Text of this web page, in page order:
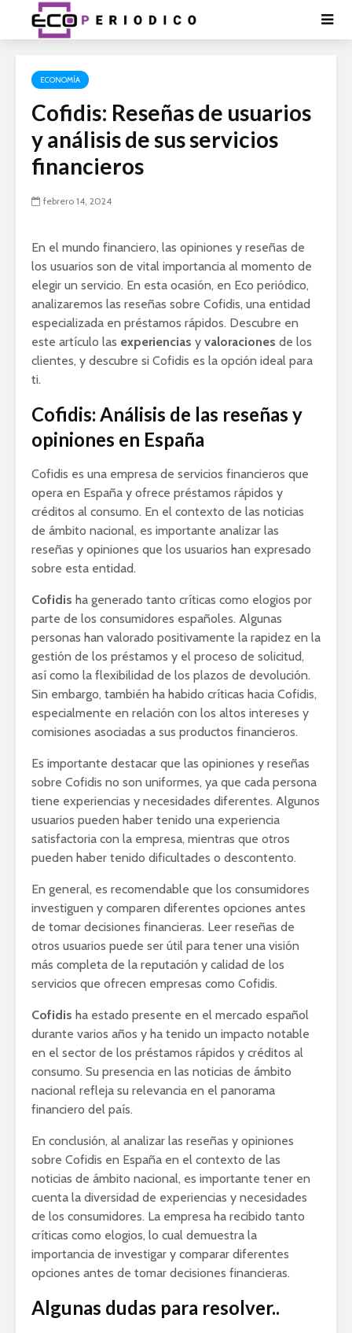
ECONOMÍA
Cofidis: Reseñas de usuarios
y análisis de sus servicios
financieros
febrero 14, 2024
En el mundo financiero, las opiniones y reseñas de
los usuarios son de vital importancia al momento de
elegir un servicio. En esta ocasión, en Eco periódico,
analizaremos las reseñas sobre Cofidis, una entidad
especializada en préstamos rápidos. Descubre en
este artículo las experiencias y valoraciones de los
clientes, y descubre si Cofidis es la opción ideal para
ti.
Cofidis: Análisis de las reseñas y
opiniones en España
Cofidis es una empresa de servicios financieros que
opera en España y ofrece préstamos rápidos y
créditos al consumo. En el contexto de las noticias
de ámbito nacional, es importante analizar las
reseñas y opiniones que los usuarios han expresado
sobre esta entidad.
Cofidis ha generado tanto críticas como elogios por
parte de los consumidores españoles. Algunas
personas han valorado positivamente la rapidez en la
gestión de los préstamos y el proceso de solicitud,
así como la flexibilidad de los plazos de devolución.
Sin embargo, también ha habido críticas hacia Cofidis,
especialmente en relación con los altos intereses y
comisiones asociadas a sus productos financieros.
Es importante destacar que las opiniones y reseñas
sobre Cofidis no son uniformes, ya que cada persona
tiene experiencias y necesidades diferentes. Algunos
usuarios pueden haber tenido una experiencia
satisfactoria con la empresa, mientras que otros
pueden haber tenido dificultades o descontento.
En general, es recomendable que los consumidores
investiguen y comparen diferentes opciones antes
de tomar decisiones financieras. Leer reseñas de
otros usuarios puede ser útil para tener una visión
más completa de la reputación y calidad de los
servicios que ofrecen empresas como Cofidis.
Cofidis ha estado presente en el mercado español
durante varios años y ha tenido un impacto notable
en el sector de los préstamos rápidos y créditos al
consumo. Su presencia en las noticias de ámbito
nacional refleja su relevancia en el panorama
financiero del país.
En conclusión, al analizar las reseñas y opiniones
sobre Cofidis en España en el contexto de las
noticias de ámbito nacional, es importante tener en
cuenta la diversidad de experiencias y necesidades
de los consumidores. La empresa ha recibido tanto
críticas como elogios, lo cual demuestra la
importancia de investigar y comparar diferentes
opciones antes de tomar decisiones financieras.
Algunas dudas para resolver..